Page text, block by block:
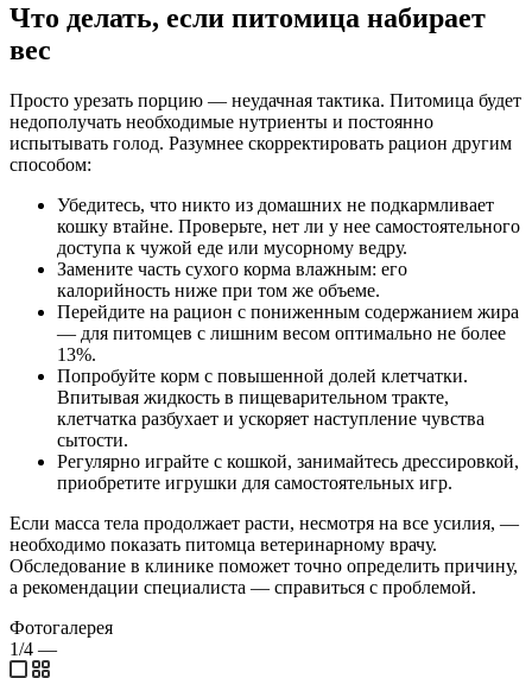
Что делать, если питомица набирает
вес
Просто урезать порцию — неудачная тактика. Питомица будет
недополучать необходимые нутриенты и постоянно
испытывать голод. Разумнее скорректировать рацион другим
способом:
Убедитесь, что никто из домашних не подкармливает
кошку втайне. Проверьте, нет ли у нее самостоятельного
доступа к чужой еде или мусорному ведру.
Замените часть сухого корма влажным: его
калорийность ниже при том же объеме.
Перейдите на рацион с пониженным содержанием жира
— для питомцев с лишним весом оптимально не более
13%.
Попробуйте корм с повышенной долей клетчатки.
Впитывая жидкость в пищеварительном тракте,
клетчатка разбухает и ускоряет наступление чувства
сытости.
Регулярно играйте с кошкой, занимайтесь дрессировкой,
приобретите игрушки для самостоятельных игр.
Если масса тела продолжает расти, несмотря на все усилия, —
необходимо показать питомца ветеринарному врачу.
Обследование в клинике поможет точно определить причину,
а рекомендации специалиста — справиться с проблемой.
Фотогалерея
1/4 —